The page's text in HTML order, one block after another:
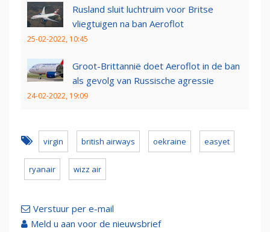
Rusland sluit luchtruim voor Britse
vliegtuigen na ban Aeroflot
25-02-2022, 10:45
Groot-Brittannië doet Aeroflot in de ban
als gevolg van Russische agressie
24-02-2022, 19:09
virgin british airways oekraine easyet
ryanair wizz air
Verstuur per e-mail
Meld u aan voor de nieuwsbrief